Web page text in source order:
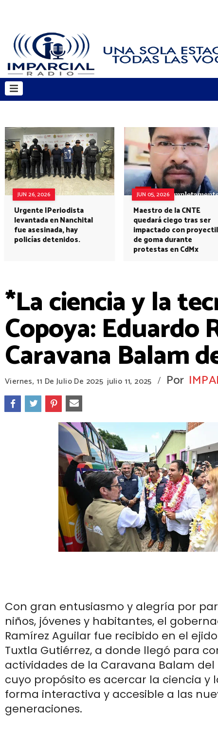
JUN 26, 2026
Urgente |Periodista
levantada en Nanchital
fue asesinada, hay
policías detenidos.
JUN 05, 2026
Maestro de la CNTE
quedará ciego tras ser
impactado con proyectil
de goma durante
protestas en CdMx
*La ciencia y la
Copoya: Eduardo
Caravana Balam
Viernes, 11 De Julio De 2025 julio 11, 2025 / Por
Con gran entusiasmo y alegría por
niños, jóvenes y habitantes, el
Ramírez Aguilar fue recibido en el
Tuxtla Gutiérrez, a donde llegó para
actividades de la Caravana Balam
cuyo propósito es acercar la ciencia y
forma interactiva y accesible a las
generaciones.